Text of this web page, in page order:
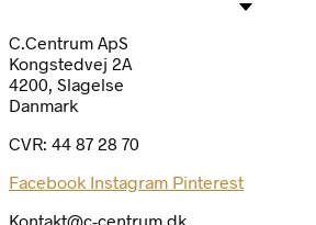
C.Centrum ApS
Kongstedvej 2A
4200, Slagelse
Danmark
CVR: 44 87 28 70
Facebook Instagram Pinterest
Kontakt@c-centrum.dk